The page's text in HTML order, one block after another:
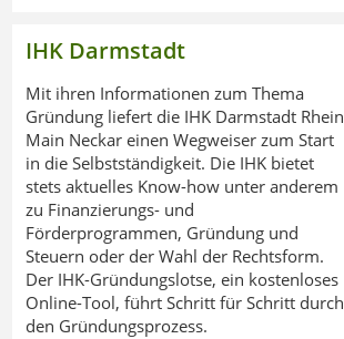
IHK Darmstadt
Mit ihren Informationen zum Thema
Gründung liefert die IHK Darmstadt Rhein
Main Neckar einen Wegweiser zum Start
in die Selbstständigkeit. Die IHK bietet
stets aktuelles Know-how unter anderem
zu Finanzierungs- und
Förderprogrammen, Gründung und
Steuern oder der Wahl der Rechtsform.
Der IHK-Gründungslotse, ein kostenloses
Online-Tool, führt Schritt für Schritt durch
den Gründungsprozess.